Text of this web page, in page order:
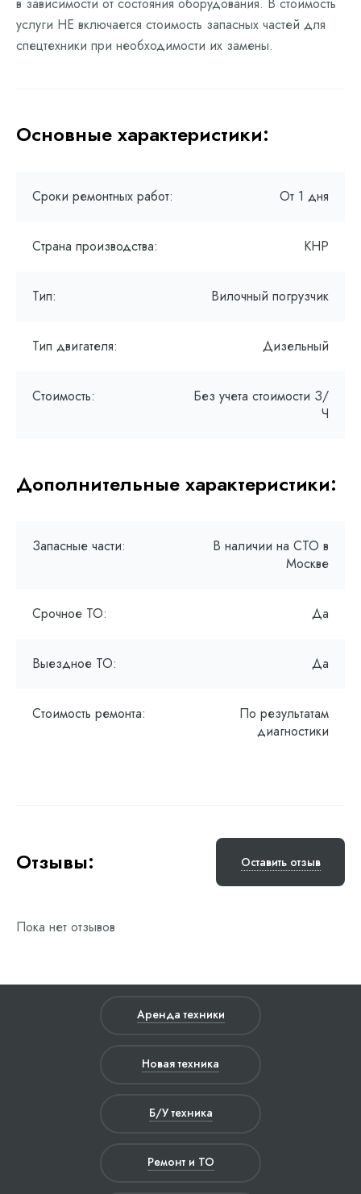
услуги НЕ включается стоимость запасных частей для
спецтехники при необходимости их замены.
Основные характеристики:
Сроки ремонтных работ: От 1 дня
Страна производства: КНР
Тип: Вилочный погрузчик
Тип двигателя: Дизельный
Стоимость:
Без учета стоимости З/
Ч
Дополнительные характеристики:
Запасные части:
В наличии на СТО в
Москве
Срочное ТО: Да
Выездное ТО: Да
Стоимость ремонта:
По результатам
диагностики
Отзывы: Оставить отзыв
Пока нет отзывов
Аренда техники
Новая техника
Б/У техника
Ремонт и ТО